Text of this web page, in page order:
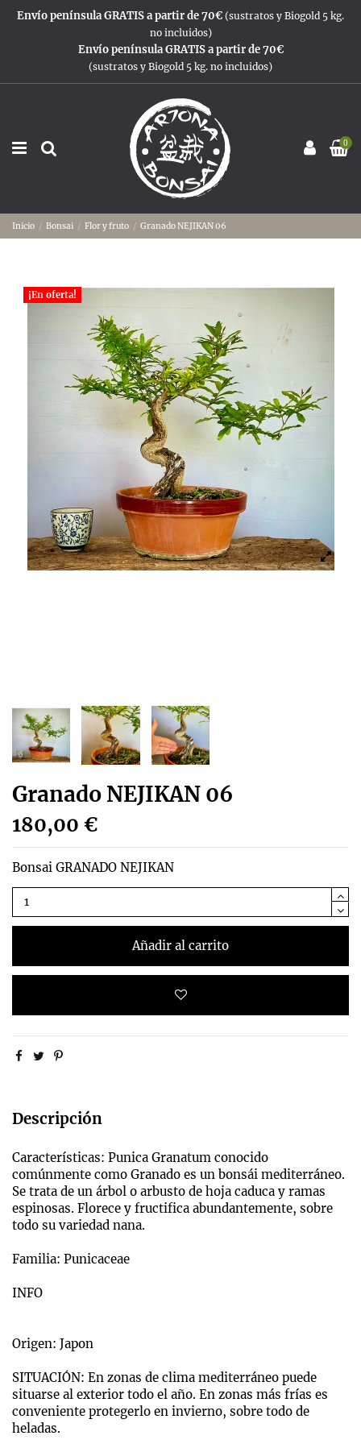
Envío península GRATIS a partir de 70€ (sustratos y Biogold 5 kg.
no incluidos)
Envío península GRATIS a partir de 70€
(sustratos y Biogold 5 kg. no incluidos)
0
Inicio Bonsai Flor y fruto Granado NEJIKAN 06
¡En oferta!
Granado NEJIKAN 06
180,00 €
Bonsai GRANADO NEJIKAN
Añadir al carrito
Descripción
Características: Punica Granatum conocido
comúnmente como Granado es un bonsái mediterráneo.
Se trata de un árbol o arbusto de hoja caduca y ramas
espinosas. Florece y fructifica abundantemente, sobre
todo su variedad nana.
Familia: Punicaceae
INFO
Origen: Japon
SITUACIÓN: En zonas de clima mediterráneo puede
situarse al exterior todo el año. En zonas más frías es
conveniente protegerlo en invierno, sobre todo de
heladas.